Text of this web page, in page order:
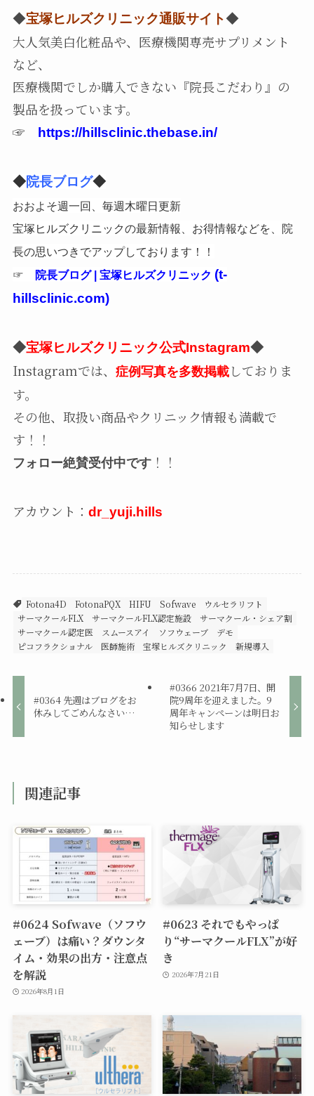
◆宝塚ヒルズクリニック通販サイト◆
大人気美白化粧品や、医療機関専売サプリメント
など、
医療機関でしか購入できない『院長こだわり』の
製品を扱っています。
☞
https://hillsclinic.thebase.in/
◆院長ブログ◆
おおよそ週一回、毎週木曜日更新
宝塚ヒルズクリニックの最新情報、お得情報などを、院
長の思いつきでアップしております！！
☞ 院長ブログ | 宝塚ヒルズクリニック (t-
hillsclinic.com)
◆宝塚ヒルズクリニック公式Instagram◆
Instagramでは、 症例写真を多数掲載しておりま
す。
その他、取扱い商品やクリニック情報も満載で
す！！
フォロー絶賛受付中です！！
アカウント： dr_yuji.hills
Fotona4D FotonaPQX HIFU Sofwave
ウルセラリフト
サーマクールFLX
サーマクールFLX認定施設
サーマクール・シェア割
サーマクール認定医
スムースアイ ソフウェーブ
デモ
ピコフラクショナル
医師施術 宝塚ヒルズクリニック 新規導入
#0364 先週はブログをお
休みしてごめんなさい…
#0366 2021年7月7日、開
院9周年を迎えました。9
周年キャンペーンは明日お
知らせします
関連記事
#0624 Sofwave（ソフウ
ェーブ）は痛い？ダウンタ
イム・効果の出方・注意点
を解説
2026年8月1日
#0623 それでもやっぱ
り“サーマクールFLX”が好
き
2026年7月21日